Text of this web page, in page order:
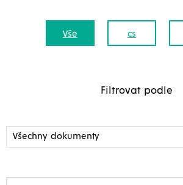
Vše cs
Filtrovat podle